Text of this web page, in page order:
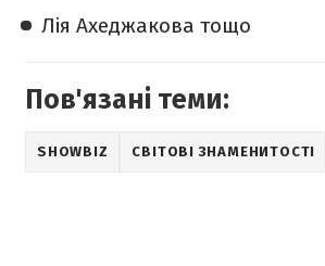
Лія Ахеджакова тощо
Пов'язані теми:
SHOWBIZ СВІТОВІ ЗНАМЕНИТОСТІ